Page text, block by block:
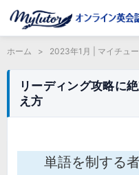
ホーム > 2023年1月 | マイチュ
リーディング攻略に
え方
単語を制する